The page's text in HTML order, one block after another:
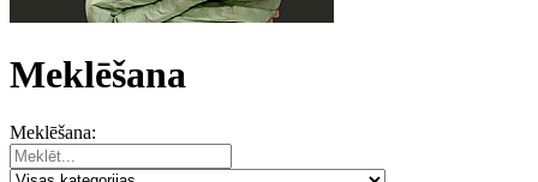
Meklēšana
Meklēšana: